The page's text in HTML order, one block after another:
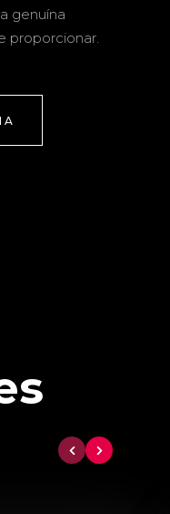
genuína
proporcionar.